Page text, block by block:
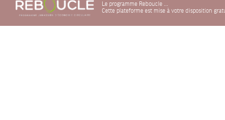
Le programme Reboucle ...
Cette plateforme est mise à votre disposition